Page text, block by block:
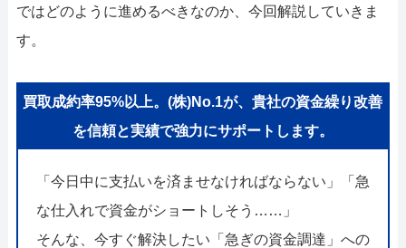
ではどのように進めるべきなのか、今回解説していきま
す。
買取成約率95%以上。(株)No.1が、貴社の資金繰り改善
を信頼と実績で強力にサポートします。
「今日中に支払いを済ませなければならない」「急
な仕入れで資金がショートしそう……」
そんな、今すぐ解決したい「急ぎの資金調達」への